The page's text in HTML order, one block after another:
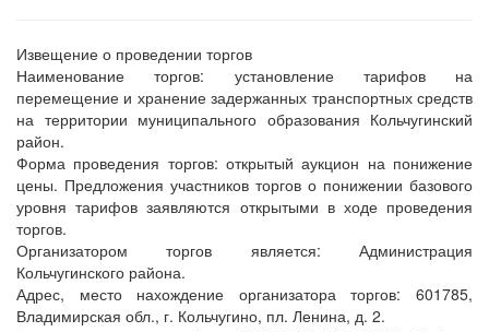
Извещение о проведении торгов
Наименование торгов: установление тарифов на
перемещение и хранение задержанных транспортных средств
на территории муниципального образования Кольчугинский
район.
Форма проведения торгов: открытый аукцион на понижение
цены. Предложения участников торгов о понижении базового
уровня тарифов заявляются открытыми в ходе проведения
торгов.
Организатором торгов является: Администрация
Кольчугинского района.
Адрес, место нахождение организатора торгов: 601785,
Владимирская обл., г. Кольчугино, пл. Ленина, д. 2.